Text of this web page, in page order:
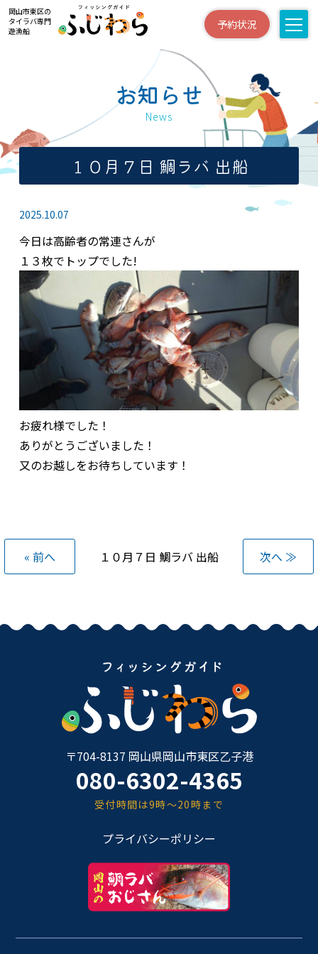
岡山市東区の
タイラバ専門
遊漁船
予約状況
お知らせ
News
１０月７日 鯛ラバ 出船
2025.10.07
今日は高齢者の常連さんが
１３枚でトップでした!
お疲れ様でした！
ありがとうございました！
又のお越しをお待ちしています！
« 前へ １０月７日 鯛ラバ 出船 次へ ≫
〒704-8137 岡山県岡山市東区乙子港
080-6302-4365
受付時間は9時～20時まで
プライバシーポリシー